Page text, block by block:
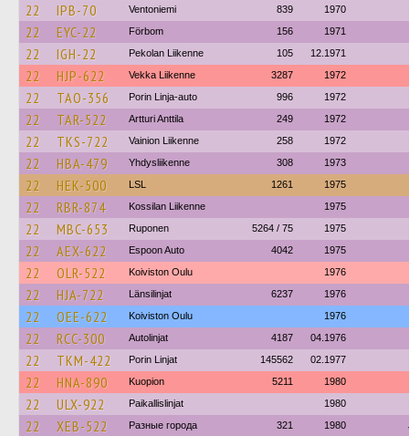
22 IPB-70 Ventoniemi 839 1970
22 EYC-22 Förbom 156 1971
22 IGH-22 Pekolan Liikenne 105 12.1971
22 HJP-622 Vekka Liikenne 3287 1972
22 TAO-356 Porin Linja-auto 996 1972
22 TAR-522 Artturi Anttila 249 1972
22 TKS-722 Vainion Liikenne 258 1972
22 HBA-479 Yhdysliikenne 308 1973
22 HEK-500 LSL 1261 1975
22 RBR-874 Kossilan Liikenne 1975
22 MBC-653 Ruponen 5264 / 75 1975
22 AEX-622 Espoon Auto 4042 1975
22 OLR-522 Koiviston Oulu 1976
22 HJA-722 Länsilinjat 6237 1976
22 OEE-622 Koiviston Oulu 1976
22 RCC-300 Autolinjat 4187 04.1976
22 TKM-422 Porin Linjat 145562 02.1977
22 HNA-890 Kuopion 5211 1980
22 ULX-922 Paikallislinjat 1980
22 XEB-522 Разные города 321 1980